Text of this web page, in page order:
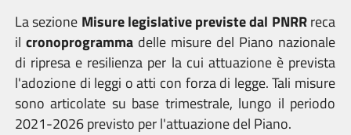
La sezione Misure legislative previste dal PNRRreca
il cronoprogramma delle misure del Piano nazionale
di ripresa e resilienza per la cui attuazione è prevista
l'adozione di leggi o atti con forza di legge. Tali misure
sono articolate su base trimestrale, lungo il periodo
2021-2026 previsto per l'attuazione del Piano.